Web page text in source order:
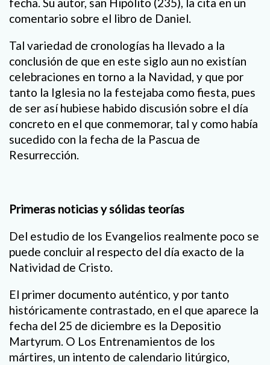
comentario sobre el libro de Daniel.
Tal variedad de cronologías ha llevado a la
conclusión de que en este siglo aun no existían
celebraciones en torno a la Navidad, y que por
tanto la Iglesia no la festejaba como fiesta, pues
de ser así hubiese habido discusión sobre el día
concreto en el que conmemorar, tal y como había
sucedido con la fecha de la Pascua de
Resurrección.
Primeras noticias y sólidas teorías
Del estudio de los Evangelios realmente poco se
puede concluir al respecto del día exacto de la
Natividad de Cristo.
El primer documento auténtico, y por tanto
históricamente contrastado, en el que aparece la
fecha del 25 de diciembre es la Depositio
Martyrum. O Los Entrenamientos de los
mártires, un intento de calendario litúrgico,